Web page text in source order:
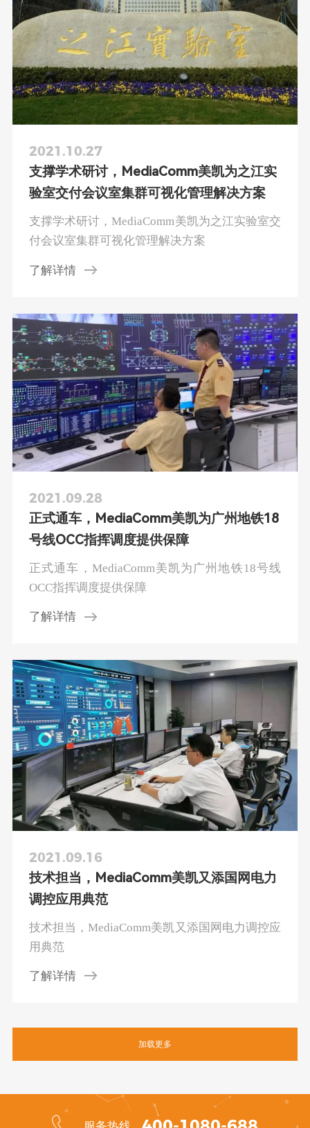
2021.10.27
支撑学术研讨，MediaComm美凯为之江实
验室交付会议室集群可视化管理解决方案
支撑学术研讨，MediaComm美凯为之江实验室交
付会议室集群可视化管理解决方案
了解详情
2021.09.28
正式通车，MediaComm美凯为广州地铁18
号线OCC指挥调度提供保障
正式通车，MediaComm美凯为广州地铁18号线
OCC指挥调度提供保障
了解详情
2021.09.16
技术担当，MediaComm美凯又添国网电力
调控应用典范
技术担当，MediaComm美凯又添国网电力调控应
用典范
了解详情
加载更多